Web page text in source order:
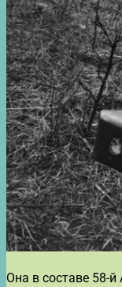
Она в составе 58-